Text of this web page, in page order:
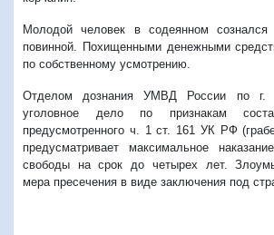
Молодой человек в содеянном
повинной. Похищенными денежными
по собственному усмотрению.
Отделом дознания УМВД России по г.
уголовное дело по признакам
предусмотренного ч. 1 ст. 161 УК РФ
предусматривает максимальное
свободы на срок до четырех лет.
мера пресечения в виде заключения под